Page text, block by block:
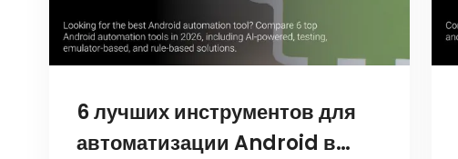
6 лучших инструментов для
автоматизации Android в